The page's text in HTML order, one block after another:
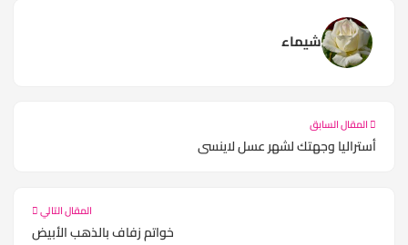
شيماء
المقال السابق
أستراليا وجهتك لشهر عسل لاينسى
المقال التالي
خواتم زفاف بالذهب الأبيض